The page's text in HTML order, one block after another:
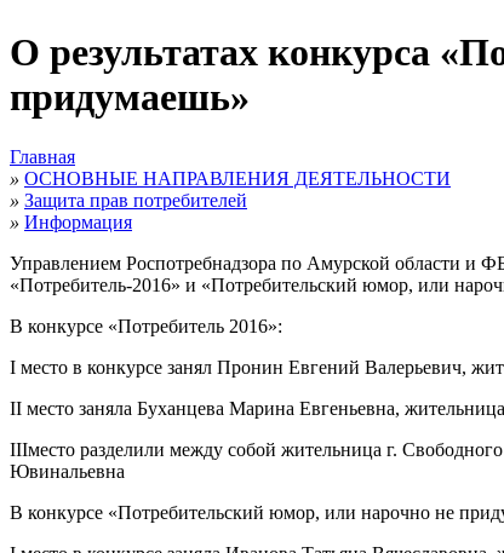
О результатах конкурса
придумаешь»
Главная
» ОСНОВНЫЕ НАПРАВЛЕНИЯ ДЕЯТЕЛЬНОСТИ
» Защита прав потребителей
» Информация
Управлением Роспотребнадзора по Амурской области и
«Потребитель-2016» и «Потребительский юмор, или
В конкурсе «Потребитель 2016»:
I место в конкурсе занял Пронин Евгений Валерьевич,
II место заняла Буханцева Марина Евгеньевна,
IIIместо разделили между собой жительница г.
Ювинальевна
В конкурсе «Потребительский юмор, или нарочно не